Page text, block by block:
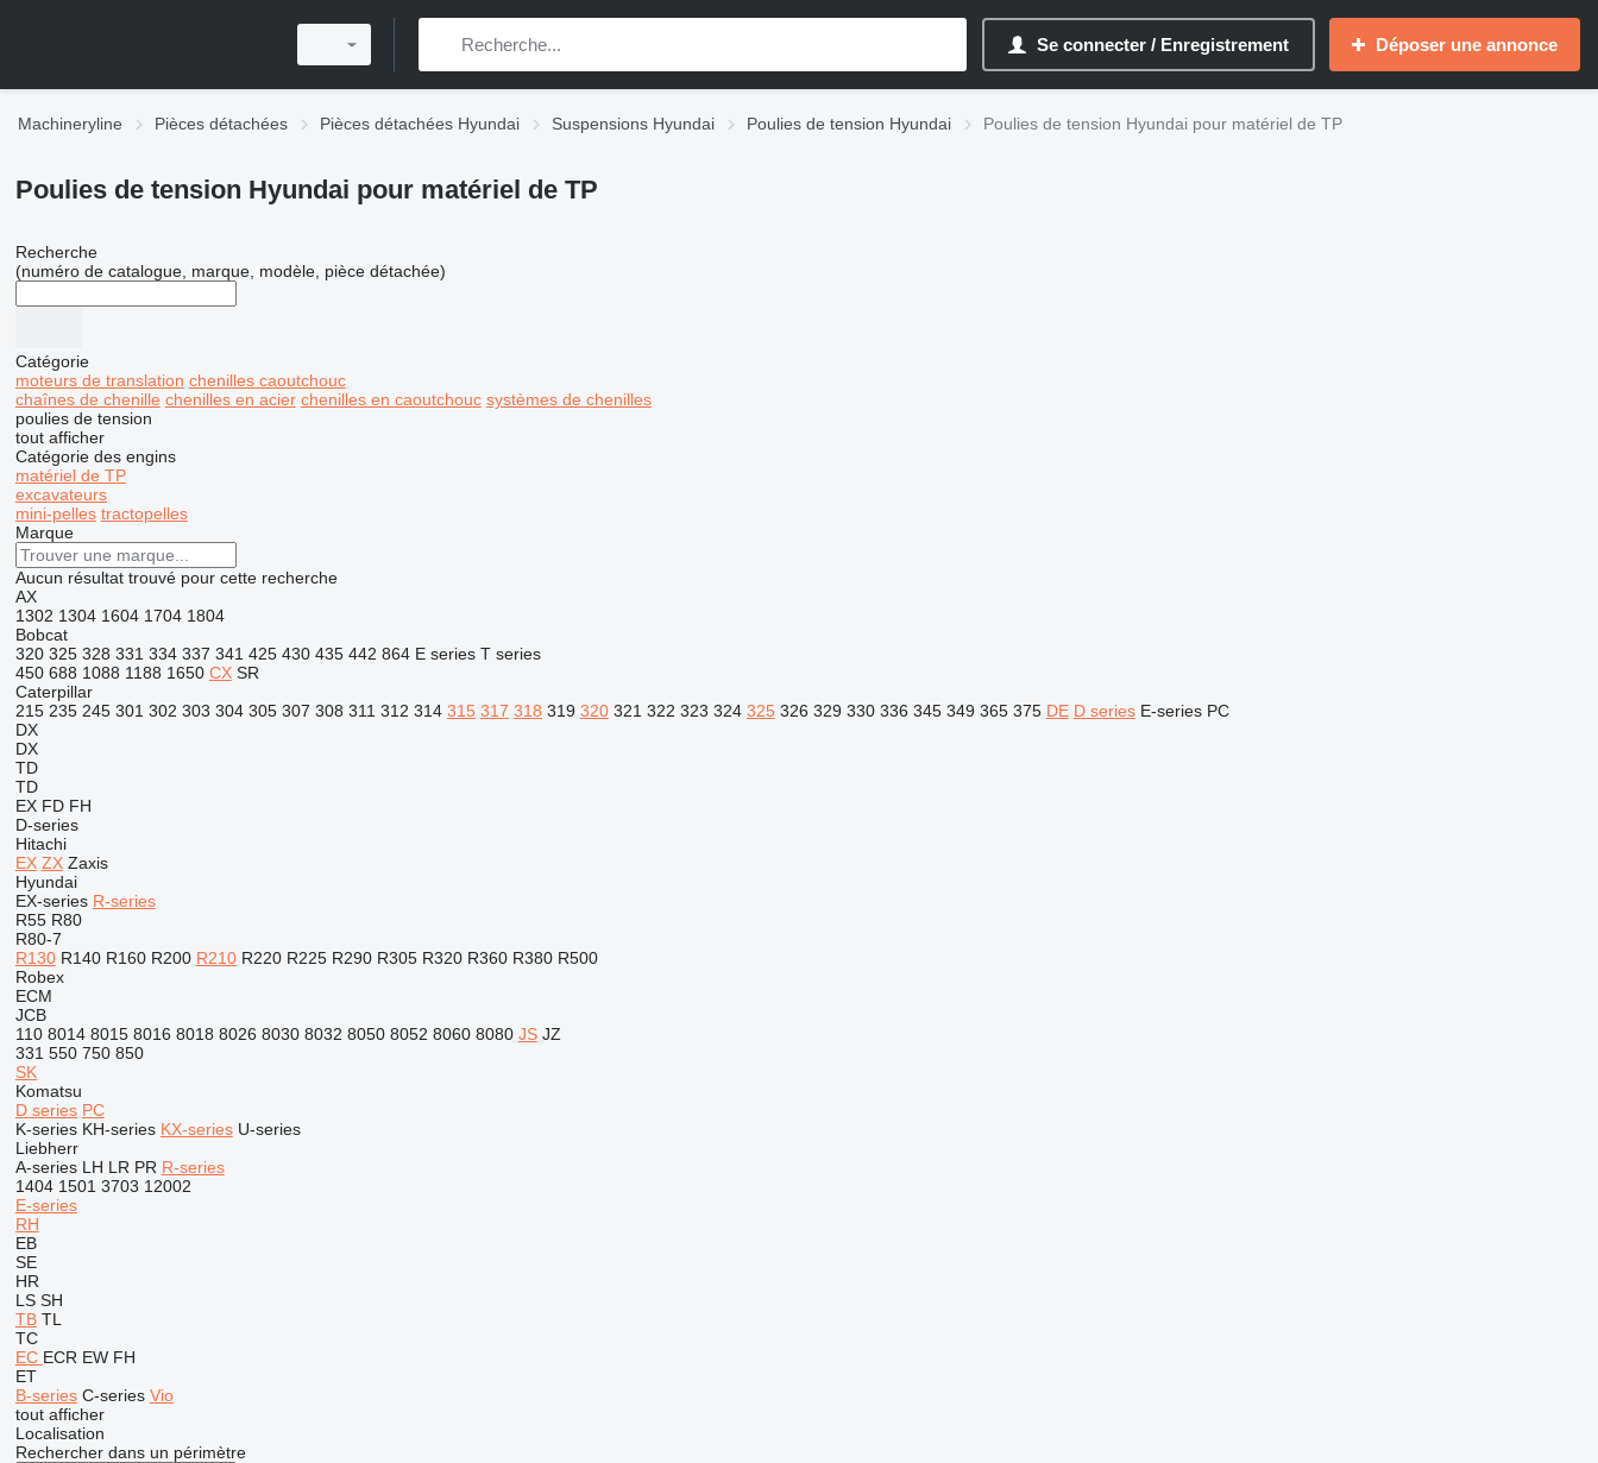
Se connecter / Enregistrement Déposer une annonce
Machineryline Pièces détachées Pièces détachées Hyundai Suspensions Hyundai Poulies de tension Hyundai Poulies de tension Hyundai pour matériel de TP
Poulies de tension Hyundai pour matériel de TP
Recherche
(numéro de catalogue, marque, modèle, pièce détachée)
Catégorie
moteurs de translation chenilles caoutchouc
chaînes de chenille chenilles en acier chenilles en caoutchouc systèmes de chenilles
poulies de tension
tout afficher
Catégorie des engins
matériel de TP
excavateurs
mini-pelles tractopelles
Marque
Aucun résultat trouvé pour cette recherche
AX
1302 1304 1604 1704 1804
Bobcat
320 325 328 331 334 337 341 425 430 435 442 864 E series T series
450 688 1088 1188 1650 CX SR
Caterpillar
215 235 245 301 302 303 304 305 307 308 311 312 314 315 317 318 319 320 321 322 323 324 325 326 329 330 336 345 349 365 375 DE D series E-series PC
DX
DX
TD
TD
EX FD FH
D-series
Hitachi
EX ZX Zaxis
Hyundai
EX-series R-series
R55 R80
R80-7
R130 R140 R160 R200 R210 R220 R225 R290 R305 R320 R360 R380 R500
Robex
ECM
JCB
110 8014 8015 8016 8018 8026 8030 8032 8050 8052 8060 8080 JS JZ
331 550 750 850
SK
Komatsu
D series PC
K-series KH-series KX-series U-series
Liebherr
A-series LH LR PR R-series
1404 1501 3703 12002
E-series
RH
EB
SE
HR
LS SH
TB TL
TC
EC ECR EW FH
ET
B-series C-series Vio
tout afficher
Localisation
Rechercher dans un périmètre